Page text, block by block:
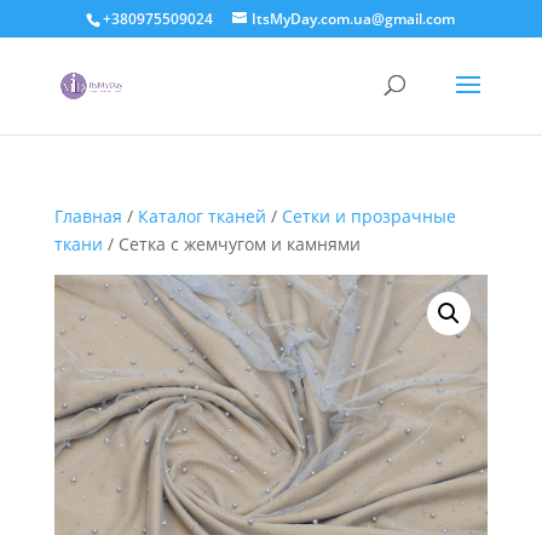
+380975509024 ItsMyDay.com.ua@gmail.com
Главная / Каталог тканей / Сетки и прозрачные
ткани / Сетка с жемчугом и камнями